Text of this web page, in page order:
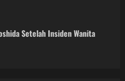
Setelah Insiden Wanita